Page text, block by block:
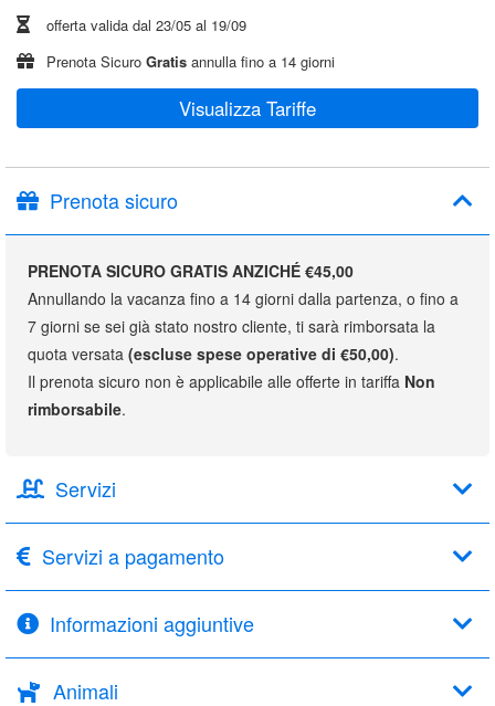
offerta valida dal 23/05 al 19/09
Prenota Sicuro Gratis annulla fino a 14 giorni
Visualizza Tariffe
Prenota sicuro
PRENOTA SICURO GRATIS ANZICHÉ €45,00
Annullando la vacanza fino a 14 giorni dalla partenza, o fino a
7 giorni se sei già stato nostro cliente, ti sarà rimborsata la
quota versata (escluse spese operative di €50,00).
Il prenota sicuro non è applicabile alle offerte in tariffa Non
rimborsabile.
Servizi
Servizi a pagamento
Informazioni aggiuntive
Animali